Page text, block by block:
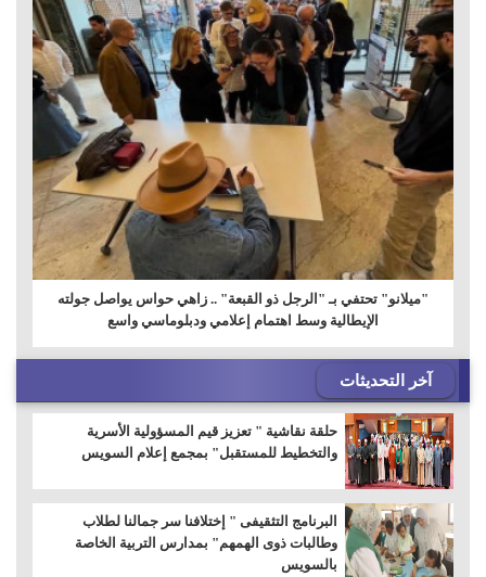
"ميلانو" تحتفي بـ "الرجل ذو القبعة" .. زاهي حواس يواصل جولته
الإيطالية وسط اهتمام إعلامي ودبلوماسي واسع
آخر التحديثات
حلقة نقاشية " تعزيز قيم المسؤولية الأسرية
والتخطيط للمستقبل" بمجمع إعلام السويس
البرنامج التثقيفى " إختلافنا سر جمالنا لطلاب
وطالبات ذوى الهمهم" بمدارس التربية الخاصة
بالسويس